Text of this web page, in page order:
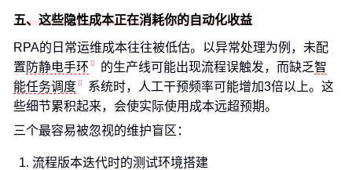
五、这些隐性成本正在消耗你的自动化收益
RPA的日常运维成本往往被低估。以异常处理为例，未配
置 防静电手环 的生产线可能出现流程误触发，而缺乏智
能任务调度
系统时，人工干预频率可能增加3倍以上。这
些细节累积起来，会使实际使用成本远超预期。
三个最容易被忽视的维护盲区：
流程版本迭代时的测试环境搭建